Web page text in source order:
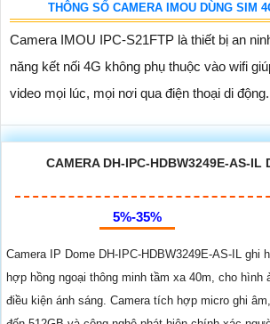
THÔNG SỐ CAMERA IMOU DÙNG SIM
Camera IMOU IPC-S21FTP là thiết bị an
năng kết nối 4G không phụ thuộc vào wifi
video mọi lúc, mọi nơi qua điện thoại di
CAMERA DH-IPC-HDBW3249E-AS-IL
5%-35%
Camera IP Dome DH-IPC-HDBW3249E-AS-IL ghi
hợp hồng ngoại thông minh tầm xa 40m, cho hình
điều kiện ánh sáng. Camera tích hợp micro ghi